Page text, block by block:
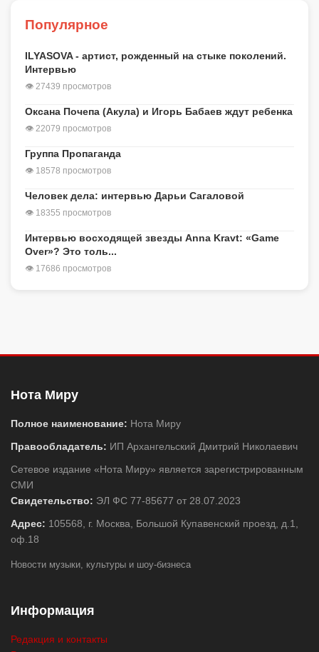
Популярное
ILYASOVA - артист, рожденный на стыке поколений.
Интервью
👁 27439 просмотров
Оксана Почепа (Акула) и Игорь Бабаев ждут ребенка
👁 22079 просмотров
Группа Пропаганда
👁 18578 просмотров
Человек дела: интервью Дарьи Сагаловой
👁 18355 просмотров
Интервью восходящей звезды Anna Kravt: «Game
Over»? Это толь...
👁 17686 просмотров
Нота Миру
Полное наименование: Нота Миру
Правообладатель: ИП Архангельский Дмитрий Николаевич
Сетевое издание «Нота Миру» является зарегистрированным
СМИ
Свидетельство: ЭЛ ФС 77-85677 от 28.07.2023
Адрес: 105568, г. Москва, Большой Купавенский проезд, д.1,
оф.18
Новости музыки, культуры и шоу-бизнеса
Информация
Редакция и контакты